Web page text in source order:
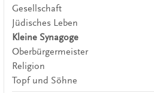
Gesellschaft
Jüdisches Leben
Kleine Synagoge
Oberbürgermeister
Religion
Topf und Söhne